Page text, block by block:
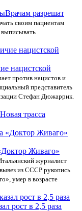
Врачам разрешат
своим пациентам
нацистской
против нацистов и
представитель
Стефан Дюжаррик.
Новая трасса
Живаго»
журналист
из СССР рукопись
умер в возрасте
рост в 2,5 раза